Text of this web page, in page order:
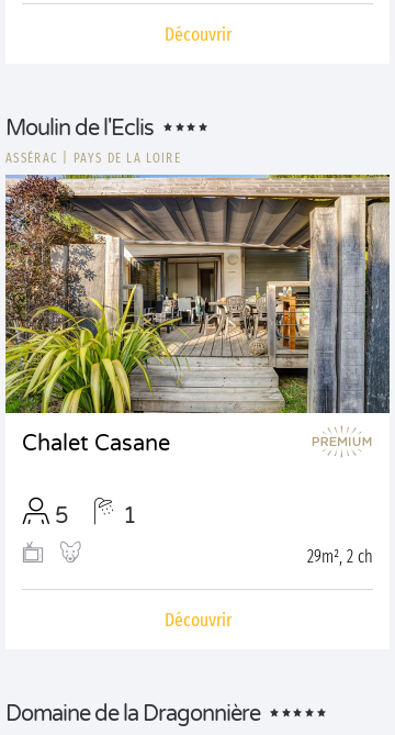
Découvrir
Moulin de l'Eclis
ASSÉRAC PAYS DE LA LOIRE
Chalet Casane
5 1
29m², 2 ch
Découvrir
Domaine de la Dragonnière